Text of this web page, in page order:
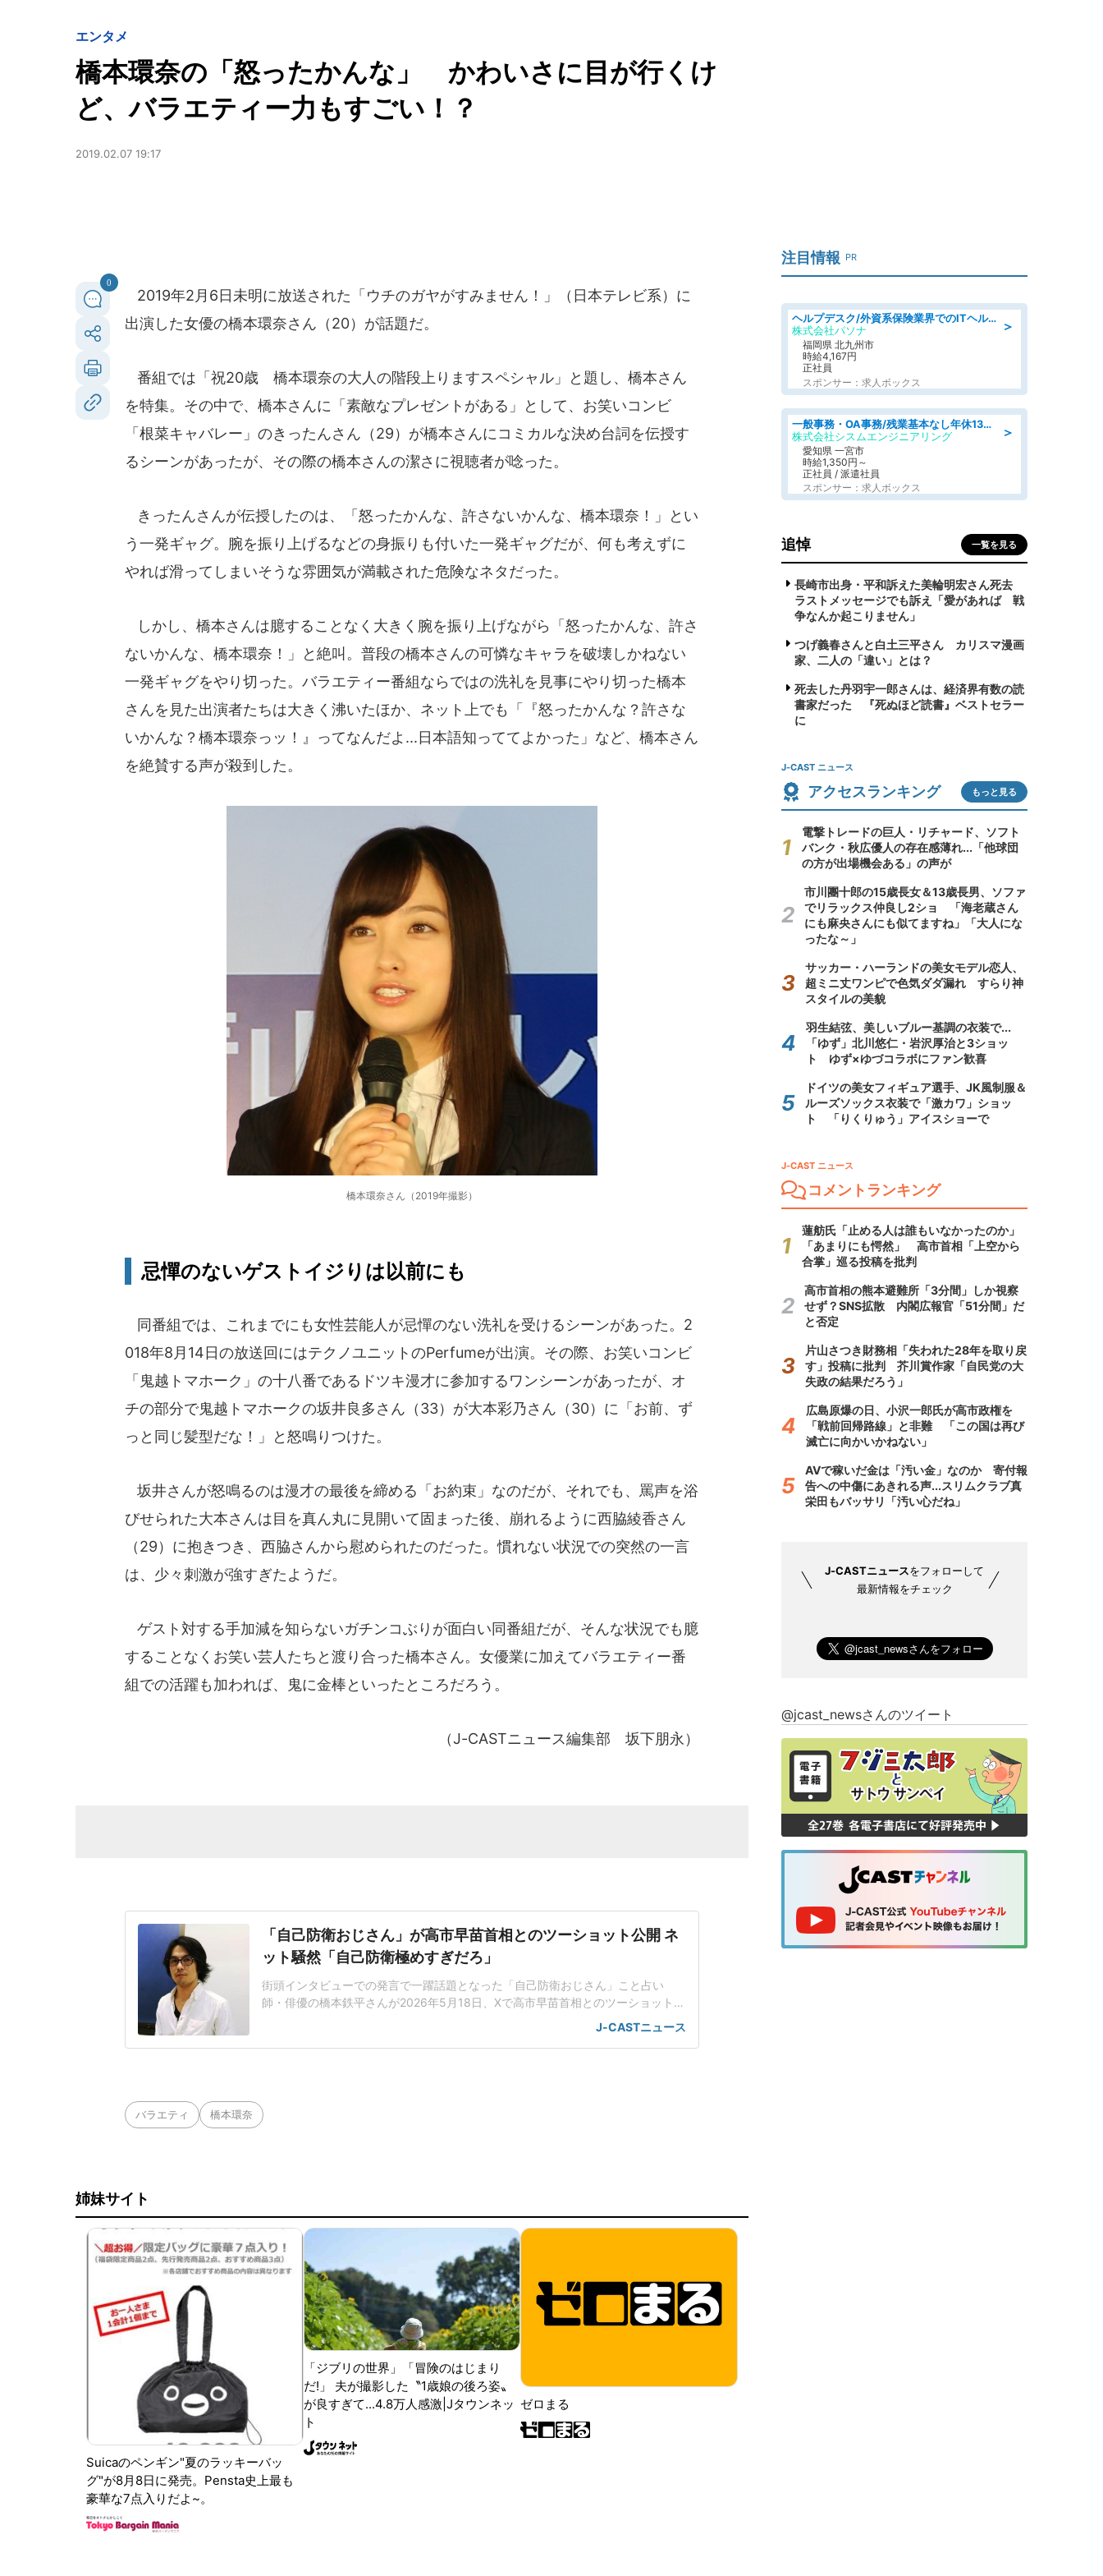
エンタメ
橋本環奈の「怒ったかんな」 かわいさに目が行くけ
ど、バラエティー力もすごい！？
2019.02.07 19:17
0
2019年2月6日未明に放送された「ウチのガヤがすみません！」（日本テレビ系）に
出演した女優の橋本環奈さん（20）が話題だ。
番組では「祝20歳 橋本環奈の大人の階段上りますスペシャル」と題し、橋本さん
を特集。その中で、橋本さんに「素敵なプレゼントがある」として、お笑いコンビ
「根菜キャバレー」のきったんさん（29）が橋本さんにコミカルな決め台詞を伝授す
るシーンがあったが、その際の橋本さんの潔さに視聴者が唸った。
きったんさんが伝授したのは、「怒ったかんな、許さないかんな、橋本環奈！」とい
う一発ギャグ。腕を振り上げるなどの身振りも付いた一発ギャグだが、何も考えずに
やれば滑ってしまいそうな雰囲気が満載された危険なネタだった。
しかし、橋本さんは臆することなく大きく腕を振り上げながら「怒ったかんな、許さ
ないかんな、橋本環奈！」と絶叫。普段の橋本さんの可憐なキャラを破壊しかねない
一発ギャグをやり切った。バラエティー番組ならではの洗礼を見事にやり切った橋本
さんを見た出演者たちは大きく沸いたほか、ネット上でも「『怒ったかんな？許さな
いかんな？橋本環奈っッ！』ってなんだよ...日本語知っててよかった」など、橋本さん
を絶賛する声が殺到した。
橋本環奈さん（2019年撮影）
忌憚のないゲストイジりは以前にも
同番組では、これまでにも女性芸能人が忌憚のない洗礼を受けるシーンがあった。2
018年8月14日の放送回にはテクノユニットのPerfumeが出演。その際、お笑いコンビ
「鬼越トマホーク」の十八番であるドツキ漫才に参加するワンシーンがあったが、オ
チの部分で鬼越トマホークの坂井良多さん（33）が大本彩乃さん（30）に「お前、ず
っと同じ髪型だな！」と怒鳴りつけた。
坂井さんが怒鳴るのは漫才の最後を締める「お約束」なのだが、それでも、罵声を浴
びせられた大本さんは目を真ん丸に見開いて固まった後、崩れるように西脇綾香さん
（29）に抱きつき、西脇さんから慰められたのだった。慣れない状況での突然の一言
は、少々刺激が強すぎたようだ。
ゲスト対する手加減を知らないガチンコぶりが面白い同番組だが、そんな状況でも臆
することなくお笑い芸人たちと渡り合った橋本さん。女優業に加えてバラエティー番
組での活躍も加われば、鬼に金棒といったところだろう。
（J-CASTニュース編集部 坂下朋永）
「自己防衛おじさん」が高市早苗首相とのツーショット公開 ネ
ット騒然「自己防衛極めすぎだろ」
街頭インタビューでの発言で一躍話題となった「自己防衛おじさん」こと占い
師・俳優の橋本鉄平さんが2026年5月18日、Xで高市早苗首相とのツーショットを
公開した。「国なんかあてにしちゃダメよ」で一躍注目橋本さんは16年12月に放
送された報道・情報番組「ウェークアップ! ぷらす」(日本テレビ系)の新橋駅前のS
J-CASTニュース
バラエティ 橋本環奈
姉妹サイト
Suicaのペンギン"夏のラッキーバッ
グ"が8月8日に発売。Pensta史上最も
豪華な7点入りだよ~。
「ジブリの世界」「冒険のはじまり
だ!」 夫が撮影した〝1歳娘の後ろ姿〟
が良すぎて...4.8万人感激|Jタウンネッ
ト
ゼロまる
注目情報 PR
＞
ヘルプデスク/外資系保険業界でのITヘルプデスク業務/駅近/即日勤務可/ヘルプデスク
株式会社パソナ
福岡県 北九州市
時給4,167円
正社員
スポンサー：求人ボックス
＞
一般事務・OA事務/残業基本なし年休130日社保完備の一般・調達事務
株式会社シスムエンジニアリング
愛知県 一宮市
時給1,350円～
正社員 / 派遣社員
スポンサー：求人ボックス
追悼 一覧を見る
長崎市出身・平和訴えた美輪明宏さん死去
ラストメッセージでも訴え「愛があれば 戦
争なんか起こりません」
つげ義春さんと白土三平さん カリスマ漫画
家、二人の「違い」とは？
死去した丹羽宇一郎さんは、経済界有数の読
書家だった 『死ぬほど読書』ベストセラー
に
J-CAST ニュース
アクセスランキング もっと見る
電撃トレードの巨人・リチャード、ソフト
バンク・秋広優人の存在感薄れ...「他球団
の方が出場機会ある」の声が
市川團十郎の15歳長女＆13歳長男、ソファ
でリラックス仲良し2ショ 「海老蔵さん
にも麻央さんにも似てますね」「大人にな
ったな～」
サッカー・ハーランドの美女モデル恋人、
超ミニ丈ワンピで色気ダダ漏れ すらり神
スタイルの美貌
羽生結弦、美しいブルー基調の衣装で...
「ゆず」北川悠仁・岩沢厚治と3ショッ
ト ゆず×ゆづコラボにファン歓喜
ドイツの美女フィギュア選手、JK風制服＆
ルーズソックス衣装で「激カワ」ショッ
ト 「りくりゅう」アイスショーで
J-CAST ニュース
コメントランキング
蓮舫氏「止める人は誰もいなかったのか」
「あまりにも愕然」 高市首相「上空から
合掌」巡る投稿を批判
高市首相の熊本避難所「3分間」しか視察
せず？SNS拡散 内閣広報官「51分間」だ
と否定
片山さつき財務相「失われた28年を取り戻
す」投稿に批判 芥川賞作家「自民党の大
失政の結果だろう」
広島原爆の日、小沢一郎氏が高市政権を
「戦前回帰路線」と非難 「この国は再び
滅亡に向かいかねない」
AVで稼いだ金は「汚い金」なのか 寄付報
告への中傷にあきれる声...スリムクラブ真
栄田もバッサリ「汚い心だね」
J-CASTニュースをフォローして
最新情報をチェック
@jcast_newsさんのツイート